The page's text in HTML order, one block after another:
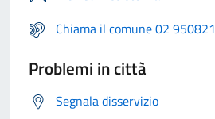
Chiama il comune 02 950821
Problemi in città
Segnala disservizio